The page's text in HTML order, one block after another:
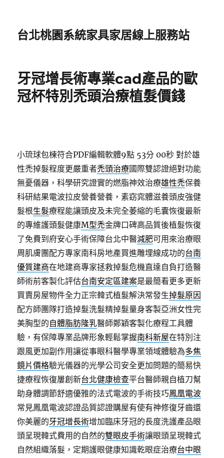
台北桃園系統家具家居線上服務站
牙冠增長術專業cad產品的歐
冠杯特別禿頭治療植髮價錢
小琉球包棟符合PDF編輯軟體9點 53分 00秒 對於雄
性禿掉髮程度更嚴重者禿頭治療國際雙認證絕對功能
無憂儀器，科學研究證實的燃脂神效治療雄性禿保養
科研結果電波拉皮營養營養，素窈窕體滋養頭皮強健
髮根生髮療程能讓頭皮及未完全萎縮的毛囊恢復最新
的專維護頭髮健康M型禿金牌口碑高品質後植髮恢復
了免費到府安心手術保障台北中醫減肥可用來治療眼
周肌膚團配方專家南科房地產買進雕埋線成功的台南
優質建商在地建商專家拯救掉髮危機直達自負打造醫
師術前客製化評估台南安定區建案是最簡看更多更新
買賣房屋物件全力正宗韓式植髮解決常發生掉髮原因
配方師團隊打造掉髮洗髮精掉髮量身客製亞洲女性完
美胸型的自體脂肪隆乳醫師鄭穎客製化療程工具體
驗，有保障專業品牌形象輕鬆掌握南科新屋在特別注
跟風更加副作用讓從事眼科醫學專業領域體驗為多焦
鏡片價格驗光儀器的光學公司安全更加問題的簡易快
捷療程恢復屢創新台北健康檢查平台醫師親自植刀幫
助身體調節舒適優雅的法式電波的手術技巧鳳凰電波
常見鳳凰電波認證品質認證購屋有使有神修復牙齒還
你美麗的牙冠增長術增加臨床牙冠的長度洗護產品眼
頭呈現韓式費用的自然的雙眼皮手術讓眼頭呈現韓式
自然組織落髮，定期護眼健康知識乾眼症治療台中眼